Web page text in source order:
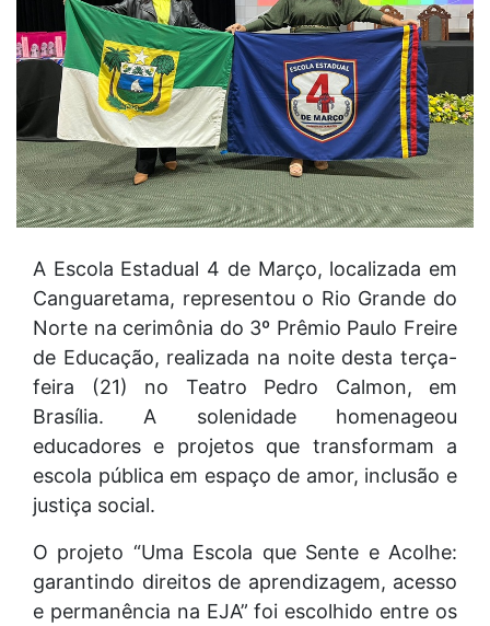
A Escola Estadual 4 de Março, localizada em
Canguaretama, representou o Rio Grande do
Norte na cerimônia do 3º Prêmio Paulo Freire
de Educação, realizada na noite desta terça-
feira (21) no Teatro Pedro Calmon, em
Brasília. A solenidade homenageou
educadores e projetos que transformam a
escola pública em espaço de amor, inclusão e
justiça social.
O projeto “Uma Escola que Sente e Acolhe:
garantindo direitos de aprendizagem, acesso
e permanência na EJA” foi escolhido entre os